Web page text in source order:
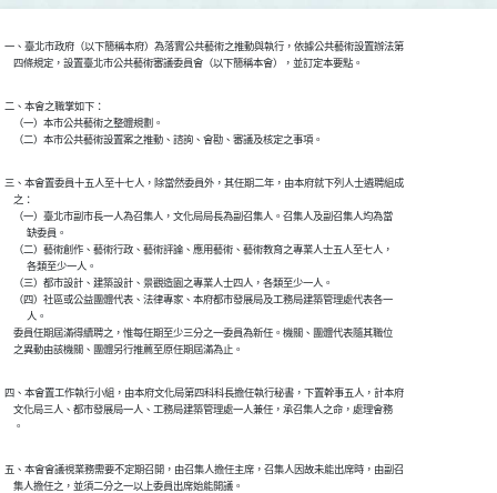
一、臺北市政府（以下簡稱本府）為落實公共藝術之推動與執行，依據公共藝術設置辦法第
二、本會之職掌如下：
    （一）本市公共藝術之整體規劃。
三、本會置委員十五人至十七人，除當然委員外，其任期二年，由本府就下列人士遴聘組成
    之：
    （一）臺北市副市長一人為召集人，文化局局長為副召集人。召集人及副召集人均為當
          缺委員。
    （二）藝術創作、藝術行政、藝術評論、應用藝術、藝術教育之專業人士五人至七人，
          各類至少一人。
    （三）都市設計、建築設計、景觀造園之專業人士四人，各類至少一人。
    （四）社區或公益團體代表、法律專家、本府都市發展局及工務局建築管理處代表各一
          人。
    委員任期屆滿得續聘之，惟每任期至少三分之一委員為新任。機關、團體代表隨其職位
四、本會置工作執行小組，由本府文化局第四科科長擔任執行秘書，下置幹事五人，計本府
    文化局三人、都市發展局一人、工務局建築管理處一人兼任，承召集人之命，處理會務
五、本會會議視業務需要不定期召開，由召集人擔任主席，召集人因故未能出席時，由副召